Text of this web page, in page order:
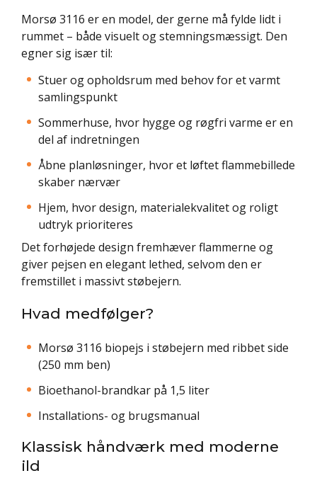
Morsø 3116 er en model, der gerne må fylde lidt i
rummet – både visuelt og stemningsmæssigt. Den
egner sig især til:
Stuer og opholdsrum med behov for et varmt
samlingspunkt
Sommerhuse, hvor hygge og røgfri varme er en
del af indretningen
Åbne planløsninger, hvor et løftet flammebillede
skaber nærvær
Hjem, hvor design, materialekvalitet og roligt
udtryk prioriteres
Det forhøjede design fremhæver flammerne og
giver pejsen en elegant lethed, selvom den er
fremstillet i massivt støbejern.
Hvad medfølger?
Morsø 3116 biopejs i støbejern med ribbet side
(250 mm ben)
Bioethanol-brandkar på 1,5 liter
Installations- og brugsmanual
Klassisk håndværk med moderne
ild